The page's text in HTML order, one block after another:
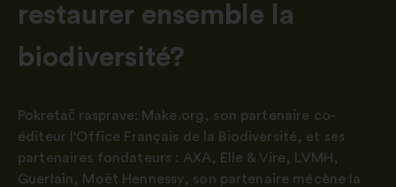
restaurer ensemble la
biodiversité?
Pokretač rasprave: Make.org, son partenaire co-
éditeur l'Office Français de la Biodiversité, et ses
partenaires fondateurs : AXA, Elle & Vire,
LVMH,
Guerlain, Moët Hennessy, son partenaire mécène la